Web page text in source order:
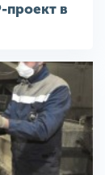
проект в